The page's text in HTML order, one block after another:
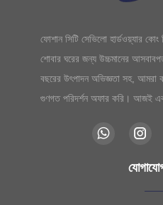
ফোশান সিটি সেভিলো হার্ডওয়্যার
শোবার ঘরের জন্য উচ্চমানের
বছরের উৎপাদন অভিজ্ঞতা সহ, আমরা
গুণগত পরিদর্শন অফার করি। আজই